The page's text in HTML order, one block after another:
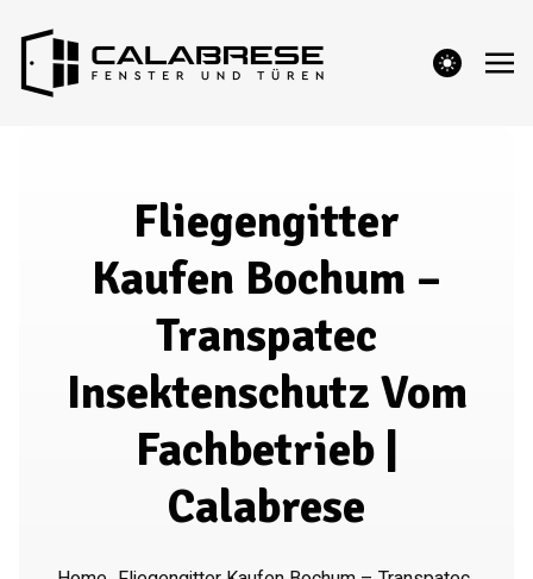
theme switcher
Fliegengitter
Kaufen Bochum –
Transpatec
Insektenschutz Vom
Fachbetrieb |
Calabrese